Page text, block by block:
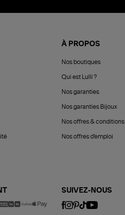
À PROPOS
Nos boutiques
Qui est Lulli ?
Nos garanties
Nos garanties Bijoux
Nos offres & conditions
Nos offres d'emploi
SUIVEZ-NOUS